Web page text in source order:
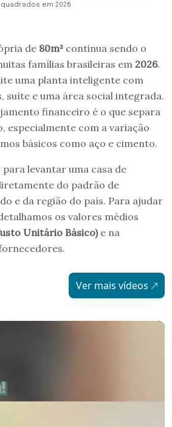
quadrados em 2026
de 80m² continua sendo o
famílias brasileiras em 2026.
uma planta inteligente com
suíte e uma área social integrada.
financeiro é o que separa
especialmente com a variação
básicos como aço e cimento.
levantar uma casa de
do padrão de
e da região do país. Para ajudar
os valores médios
Unitário Básico)e na
Ver mais vídeos